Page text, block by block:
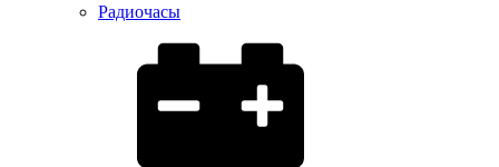
Радиочасы